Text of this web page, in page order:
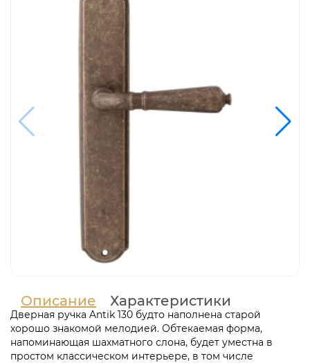
Описание Характеристики
Дверная ручка Antik 130 будто наполнена старой
хорошо знакомой мелодией. Обтекаемая форма,
напоминающая шахматного слона, будет уместна в
простом классическом интерьере, в том числе